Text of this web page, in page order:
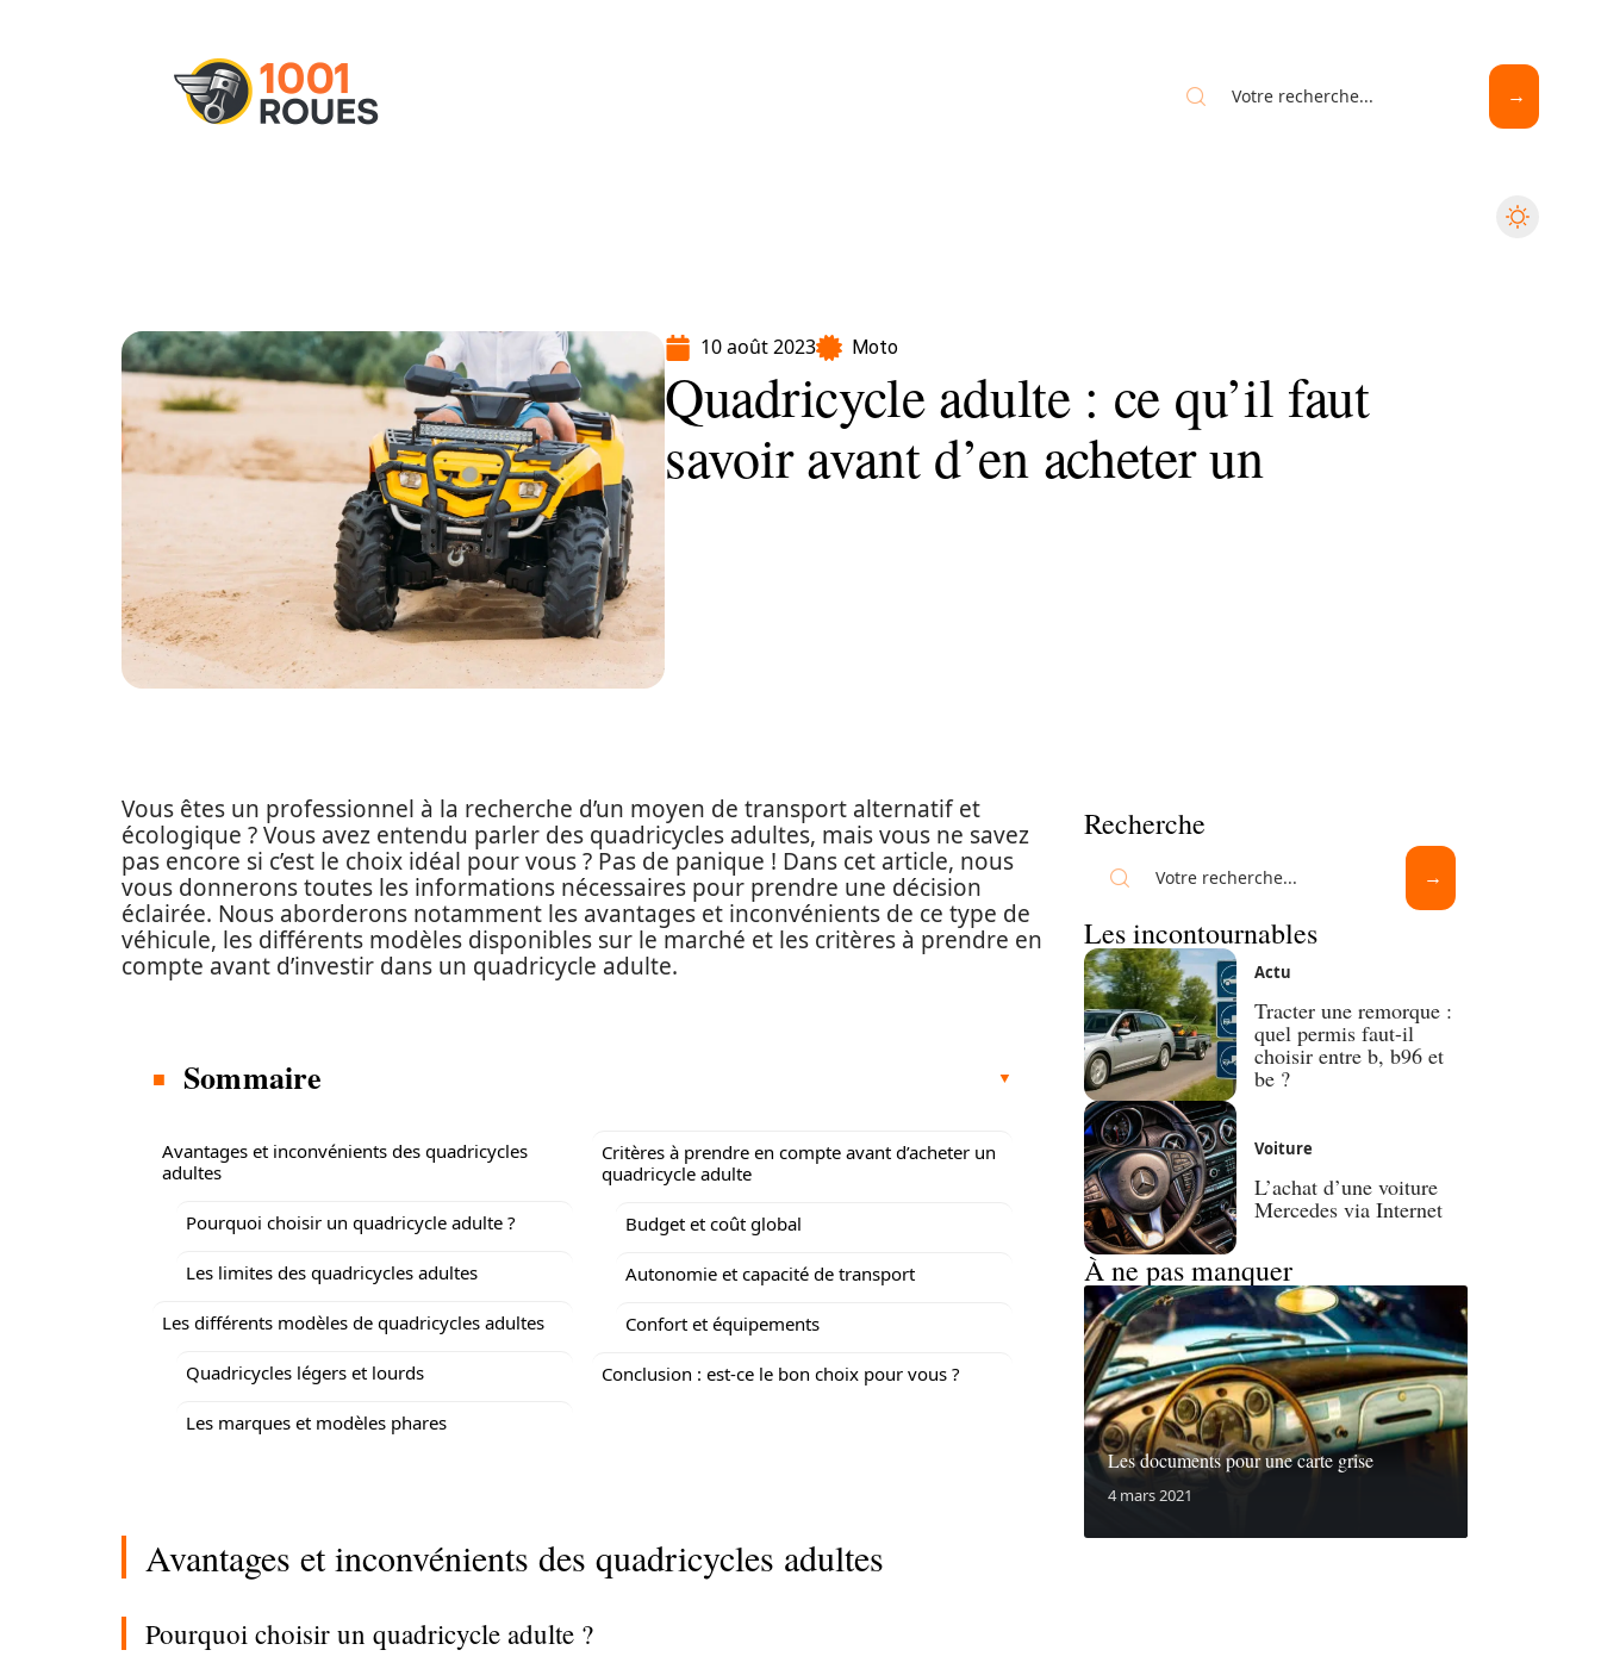
10 août 2023 Moto
Quadricycle adulte : ce qu’il faut
savoir avant d’en acheter un
Vous êtes un professionnel à la recherche d’un moyen de transport alternatif et
écologique ? Vous avez entendu parler des quadricycles adultes, mais vous ne savez
pas encore si c’est le choix idéal pour vous ? Pas de panique ! Dans cet article, nous
vous donnerons toutes les informations nécessaires pour prendre une décision
éclairée. Nous aborderons notamment les avantages et inconvénients de ce type de
véhicule, les différents modèles disponibles sur le marché et les critères à prendre en
compte avant d’investir dans un quadricycle adulte.
Sommaire
Avantages et inconvénients des quadricycles
adultes
Pourquoi choisir un quadricycle adulte ?
Les limites des quadricycles adultes
Les différents modèles de quadricycles adultes
Quadricycles légers et lourds
Les marques et modèles phares
Critères à prendre en compte avant d’acheter un
quadricycle adulte
Budget et coût global
Autonomie et capacité de transport
Confort et équipements
Conclusion : est-ce le bon choix pour vous ?
Avantages et inconvénients des quadricycles adultes
Pourquoi choisir un quadricycle adulte ?
Recherche
Les incontournables
Actu
Tracter une remorque :
quel permis faut-il
choisir entre b, b96 et
be ?
Voiture
L’achat d’une voiture
Mercedes via Internet
À ne pas manquer
Les documents pour une carte grise
4 mars 2021